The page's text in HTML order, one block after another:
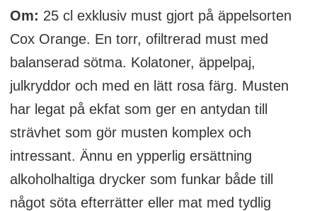
Om: 25 cl exklusiv must gjort på äppelsorten
Cox Orange. En torr, ofiltrerad must med
balanserad sötma. Kolatoner, äppelpaj,
julkryddor och med en lätt rosa färg. Musten
har legat på ekfat som ger en antydan till
strävhet som gör musten komplex och
intressant. Ännu en ypperlig ersättning
alkoholhaltiga drycker som funkar både till
något söta efterrätter eller mat med tydlig